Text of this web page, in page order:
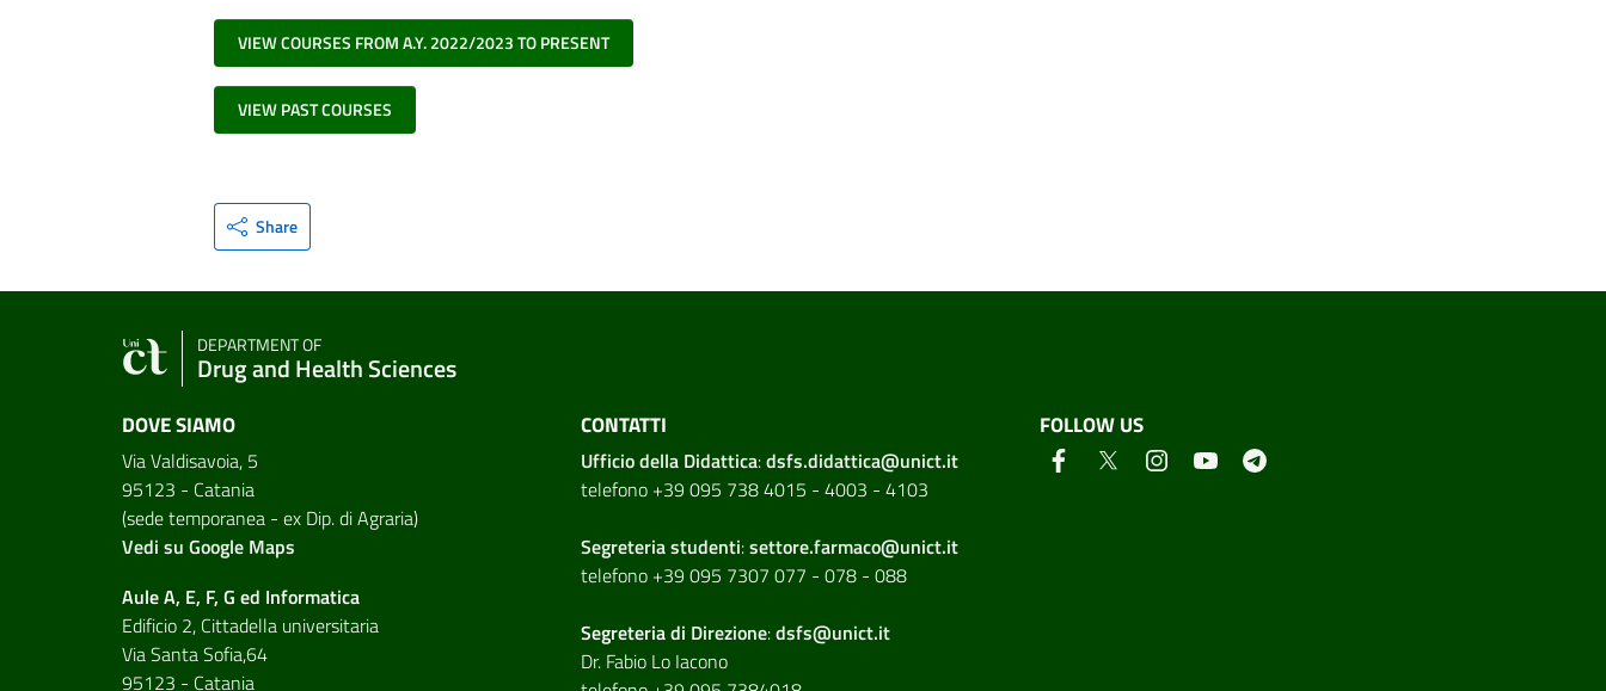
VIEW COURSES FROM A.Y. 2022/2023 TO PRESENT
VIEW PAST COURSES
Share
DEPARTMENT OF
Drug and Health Sciences
DOVE SIAMO
Via Valdisavoia, 5
95123 - Catania
(sede temporanea - ex Dip. di Agraria)
Vedi su Google Maps
Aule A, E, F, G ed Informatica
Edificio 2, Cittadella universitaria
Via Santa Sofia,64
95123 - Catania
CONTATTI
Ufficio della Didattica:dsfs.didattica@unict.it
telefono +39 095 738 4015 - 4003 - 4103
Segreteria studenti:settore.farmaco@unict.it
telefono +39 095 7307 077 - 078 - 088
Segreteria di Direzione:dsfs@unict.it
Dr. Fabio Lo Iacono
FOLLOW US